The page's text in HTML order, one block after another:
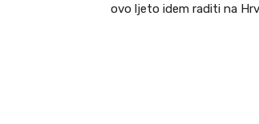
ovo ljeto idem raditi na